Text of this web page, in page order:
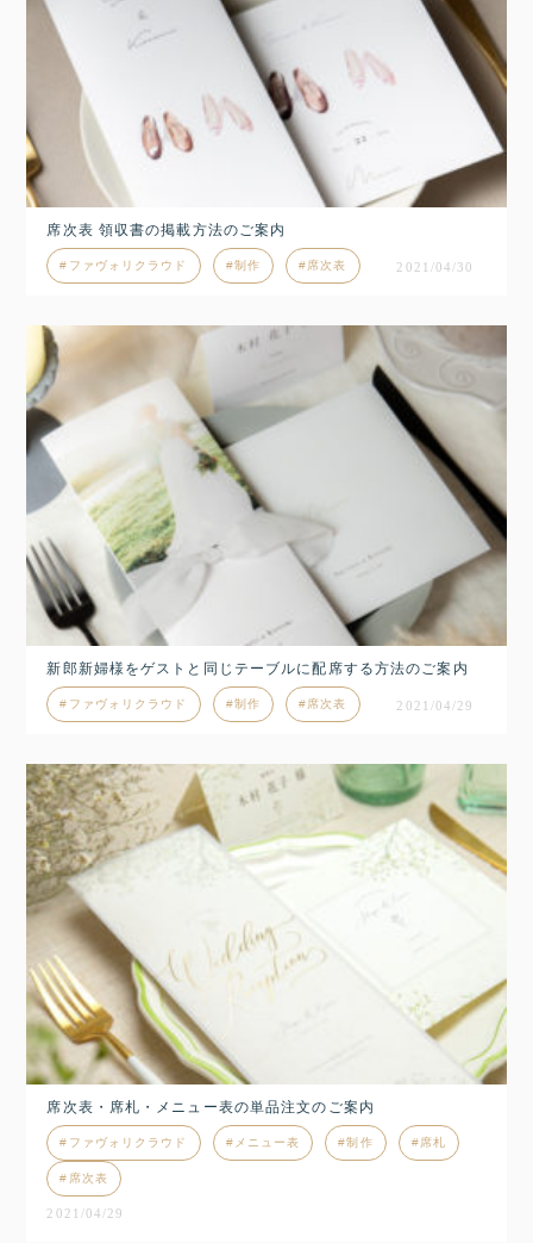
席次表 領収書の掲載方法のご案内
ファヴォリクラウド 制作 席次表 2021/04/30
新郎新婦様をゲストと同じテーブルに配席する方法のご案内
ファヴォリクラウド 制作 席次表 2021/04/29
席次表・席札・メニュー表の単品注文のご案内
ファヴォリクラウド メニュー表 制作 席札
席次表
2021/04/29